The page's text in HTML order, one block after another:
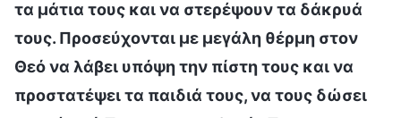
τα μάτια τους και να στερέψουν τα δάκρυά
τους. Προσεύχονται με μεγάλη θέρμη στον
Θεό να λάβει υπόψη την πίστη τους και να
προστατέψει τα παιδιά τους, να τους δώσει